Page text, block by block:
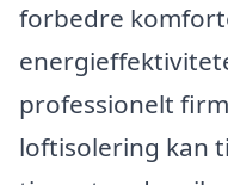
forbedre
professionelt
loftisolering kan